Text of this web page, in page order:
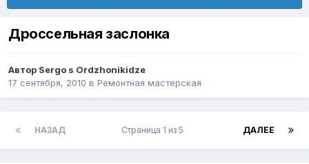
Дроссельная заслонка
Автор Sergo s Ordzhonikidze
17 сентября, 2010 в Ремонтная мастерская
НАЗАД ДАЛЕЕ
Страница 1 из 5